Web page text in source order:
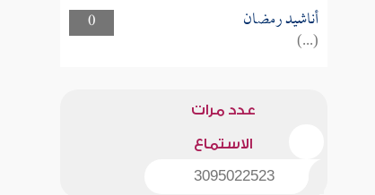
0
أناشيد رمضان
(...)
عدد مرات
الاستماع
3095022523